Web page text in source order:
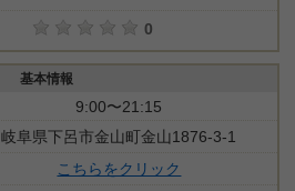
0
基本情報
9:00〜21:15
岐阜県下呂市金山町金山1876-3-1
こちらをクリック